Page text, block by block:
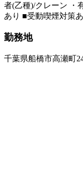
者(乙種)/クレーン ・
あり ■受動喫煙対策
勤務地
千葉県船橋市高瀬町